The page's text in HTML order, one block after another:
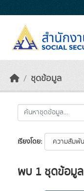
ชุดข้อมูล
เรียงโดย
พบ 1 ชุดข้อมูล